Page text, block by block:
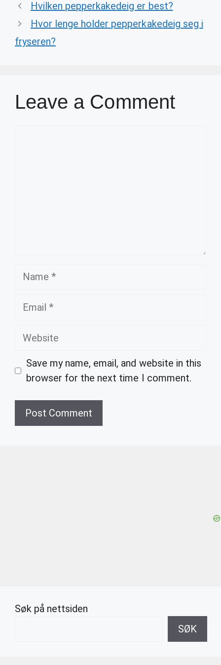
Hvilken pepperkakedeig er best?
Hvor lenge holder pepperkakedeig seg i
fryseren?
Leave a Comment
Name
Email
Website
Save my name, email, and website in this
browser for the next time I comment.
Søk på nettsiden
SØK